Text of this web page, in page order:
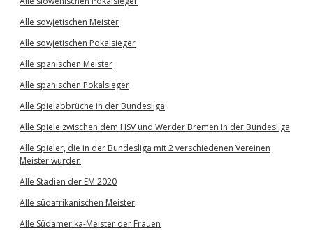
Alle sowjetischen Meister
Alle sowjetischen Pokalsieger
Alle spanischen Meister
Alle spanischen Pokalsieger
Alle Spielabbrüche in der Bundesliga
Alle Spiele zwischen dem HSV und Werder Bremen in der Bundesliga
Alle Spieler, die in der Bundesliga mit 2 verschiedenen Vereinen
Meister wurden
Alle Stadien der EM 2020
Alle südafrikanischen Meister
Alle Südamerika-Meister der Frauen